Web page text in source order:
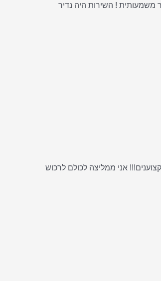
מוצר ב 65 שח ליחידה והאיכות שלהם גבוה יותר משמעותית ! השירות היה נדיר
אני ממליצה לכולם לרכוש